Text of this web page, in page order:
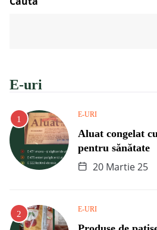
E-uri
E-URI
Aluat congelat
pentru sănătate
20 Martie 25
E-URI